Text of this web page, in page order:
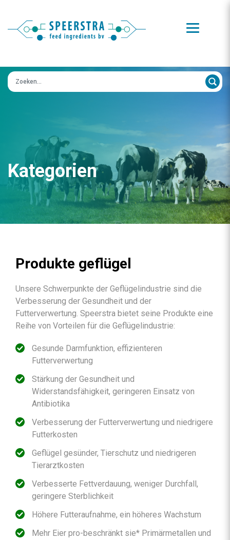
Zoeken op:
Kategorien
Produkte geflügel
Unsere Schwerpunkte der Geflügelindustrie sind die
Verbesserung der Gesundheit und der
Futterverwertung. Speerstra bietet seine Produkte eine
Reihe von Vorteilen für die Geflügelindustrie:
Gesunde Darmfunktion, effizienteren
Futterverwertung
Stärkung der Gesundheit und
Widerstandsfähigkeit, geringeren Einsatz von
Antibiotika
Verbesserung der Futterverwertung und niedrigere
Futterkosten
Geflügel gesünder, Tierschutz und niedrigeren
Tierarztkosten
Verbesserte Fettverdauung, weniger Durchfall,
geringere Sterblichkeit
Höhere Futteraufnahme, ein höheres Wachstum
Mehr Eier pro-beschränkt sie* Primärmetallen und